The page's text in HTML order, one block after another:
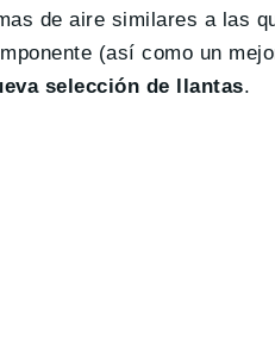
de aire similares a las
(así como un
selección de llantas.